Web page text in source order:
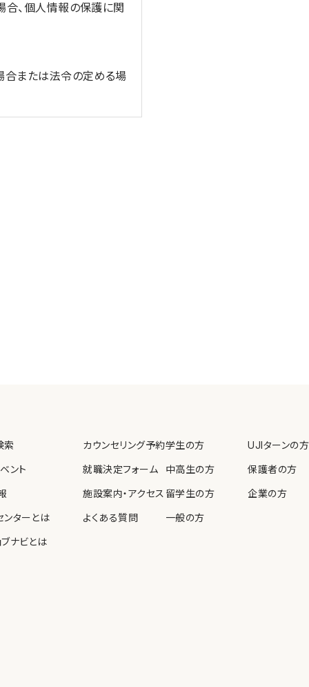
合、個人情報の保護に関
合または法令の定める場
人情報保護法等の法令
索
ント
ンターとは
ナビとは
カウンセリング予約
就職決定フォーム
施設案内・アクセス
よくある質問
学生の方
中高生の方
留学生の方
一般の方
UJIターンの方
保護者の方
企業の方